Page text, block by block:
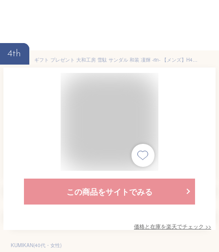
4th
ギフト プレゼント 大和工房 雪駄 サンダル 和装 凜輝 -rin- 【メンズ】H4405 漆黒｜H4406 古錫｜H4407 唐金
この商品をサイトでみる
価格と在庫を楽天でチェック >>
KUMIKAN(40代・女性)